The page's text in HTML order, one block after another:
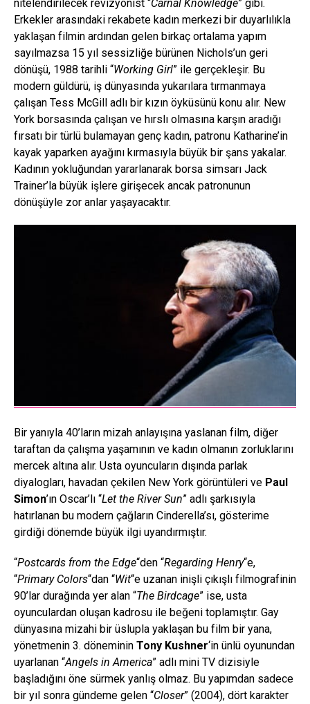
nitelendirilecek revizyonist “Carnal Knowledge” gibi.
Erkekler arasındaki rekabete kadın merkezi bir duyarlılıkla
yaklaşan filmin ardından gelen birkaç ortalama yapım
sayılmazsa 15 yıl sessizliğe bürünen Nichols’un geri
dönüşü, 1988 tarihli “Working Girl” ile gerçekleşir. Bu
modern güldürü, iş dünyasında yukarılara tırmanmaya
çalışan Tess McGill adlı bir kızın öyküsünü konu alır. New
York borsasında çalışan ve hırslı olmasına karşın aradığı
fırsatı bir türlü bulamayan genç kadın, patronu Katharine’in
kayak yaparken ayağını kırmasıyla büyük bir şans yakalar.
Kadının yokluğundan yararlanarak borsa simsarı Jack
Trainer’la büyük işlere girişecek ancak patronunun
dönüşüyle zor anlar yaşayacaktır.
Bir yanıyla 40’ların mizah anlayışına yaslanan film, diğer
taraftan da çalışma yaşamının ve kadın olmanın zorluklarını
mercek altına alır. Usta oyuncuların dışında parlak
diyalogları, havadan çekilen New York görüntüleri ve Paul
Simon’ın Oscar’lı “Let the River Sun” adlı şarkısıyla
hatırlanan bu modern çağların Cinderella’sı, gösterime
girdiği dönemde büyük ilgi uyandırmıştır.
“Postcards from the Edge“den “Regarding Henry“e,
“Primary Colors“dan “Wit“e uzanan inişli çıkışlı filmografinin
90’lar durağında yer alan “The Birdcage” ise, usta
oyunculardan oluşan kadrosu ile beğeni toplamıştır. Gay
dünyasına mizahi bir üslupla yaklaşan bu film bir yana,
yönetmenin 3. döneminin Tony Kushner‘in ünlü oyunundan
uyarlanan “Angels in America” adlı mini TV dizisiyle
başladığını öne sürmek yanlış olmaz. Bu yapımdan sadece
bir yıl sonra gündeme gelen “Closer” (2004), dört karakter